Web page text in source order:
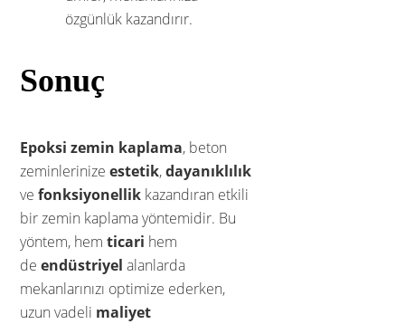
özgünlük kazandırır.
Sonuç
Epoksi zemin kaplama, beton
zeminlerinizeestetik,dayanıklılık
vefonksiyonellik kazandıran etkili
bir zemin kaplama yöntemidir. Bu
yöntem, hemticari hem
deendüstriyel alanlarda
mekanlarınızı optimize ederken,
uzun vadeli maliyet